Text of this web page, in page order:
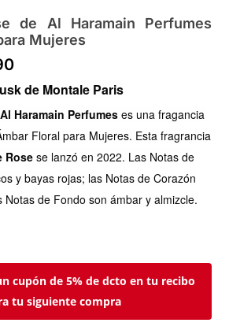
de Al Haramain Perfumes
Mujeres
El
actual
es:
de Montale Paris
Al Haramain Perfumes es una fragancia
Floral para Mujeres. Esta fragrancia
Rose se lanzó en 2022. Las Notas de
y bayas rojas; las Notas de Corazón
Notas de Fondo son ámbar y almizcle.
cupón de 5% de dcto en tu recibo
tu siguiente compra